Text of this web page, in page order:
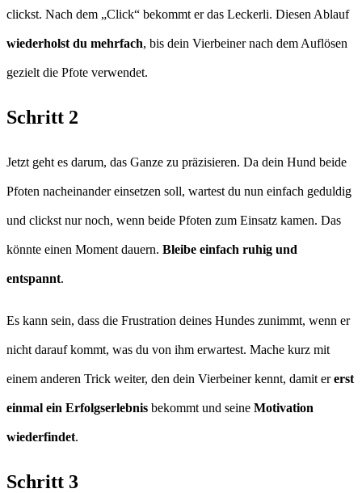
clickst. Nach dem „Click“ bekommt er das Leckerli. Diesen Ablauf
wiederholst du mehrfach, bis dein Vierbeiner nach dem Auflösen
gezielt die Pfote verwendet.
Schritt 2
Jetzt geht es darum, das Ganze zu präzisieren. Da dein Hund beide
Pfoten nacheinander einsetzen soll, wartest du nun einfach geduldig
und clickst nur noch, wenn beide Pfoten zum Einsatz kamen. Das
könnte einen Moment dauern. Bleibe einfach ruhig und
entspannt.
Es kann sein, dass die Frustration deines Hundes zunimmt, wenn er
nicht darauf kommt, was du von ihm erwartest. Mache kurz mit
einem anderen Trick weiter, den dein Vierbeiner kennt, damit ererst
einmal ein Erfolgserlebnis bekommt und seine Motivation
wiederfindet.
Schritt 3